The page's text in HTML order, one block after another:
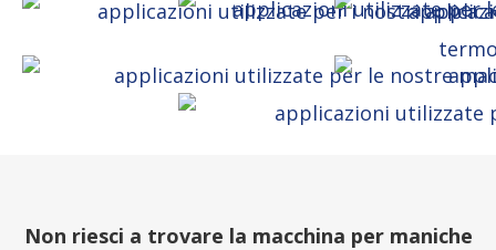
Non riesci a trovare la macchina per maniche